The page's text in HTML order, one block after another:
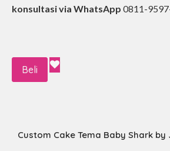
konsultasi via WhatsApp 0811-
Beli
Custom Cake Tema Baby Shark